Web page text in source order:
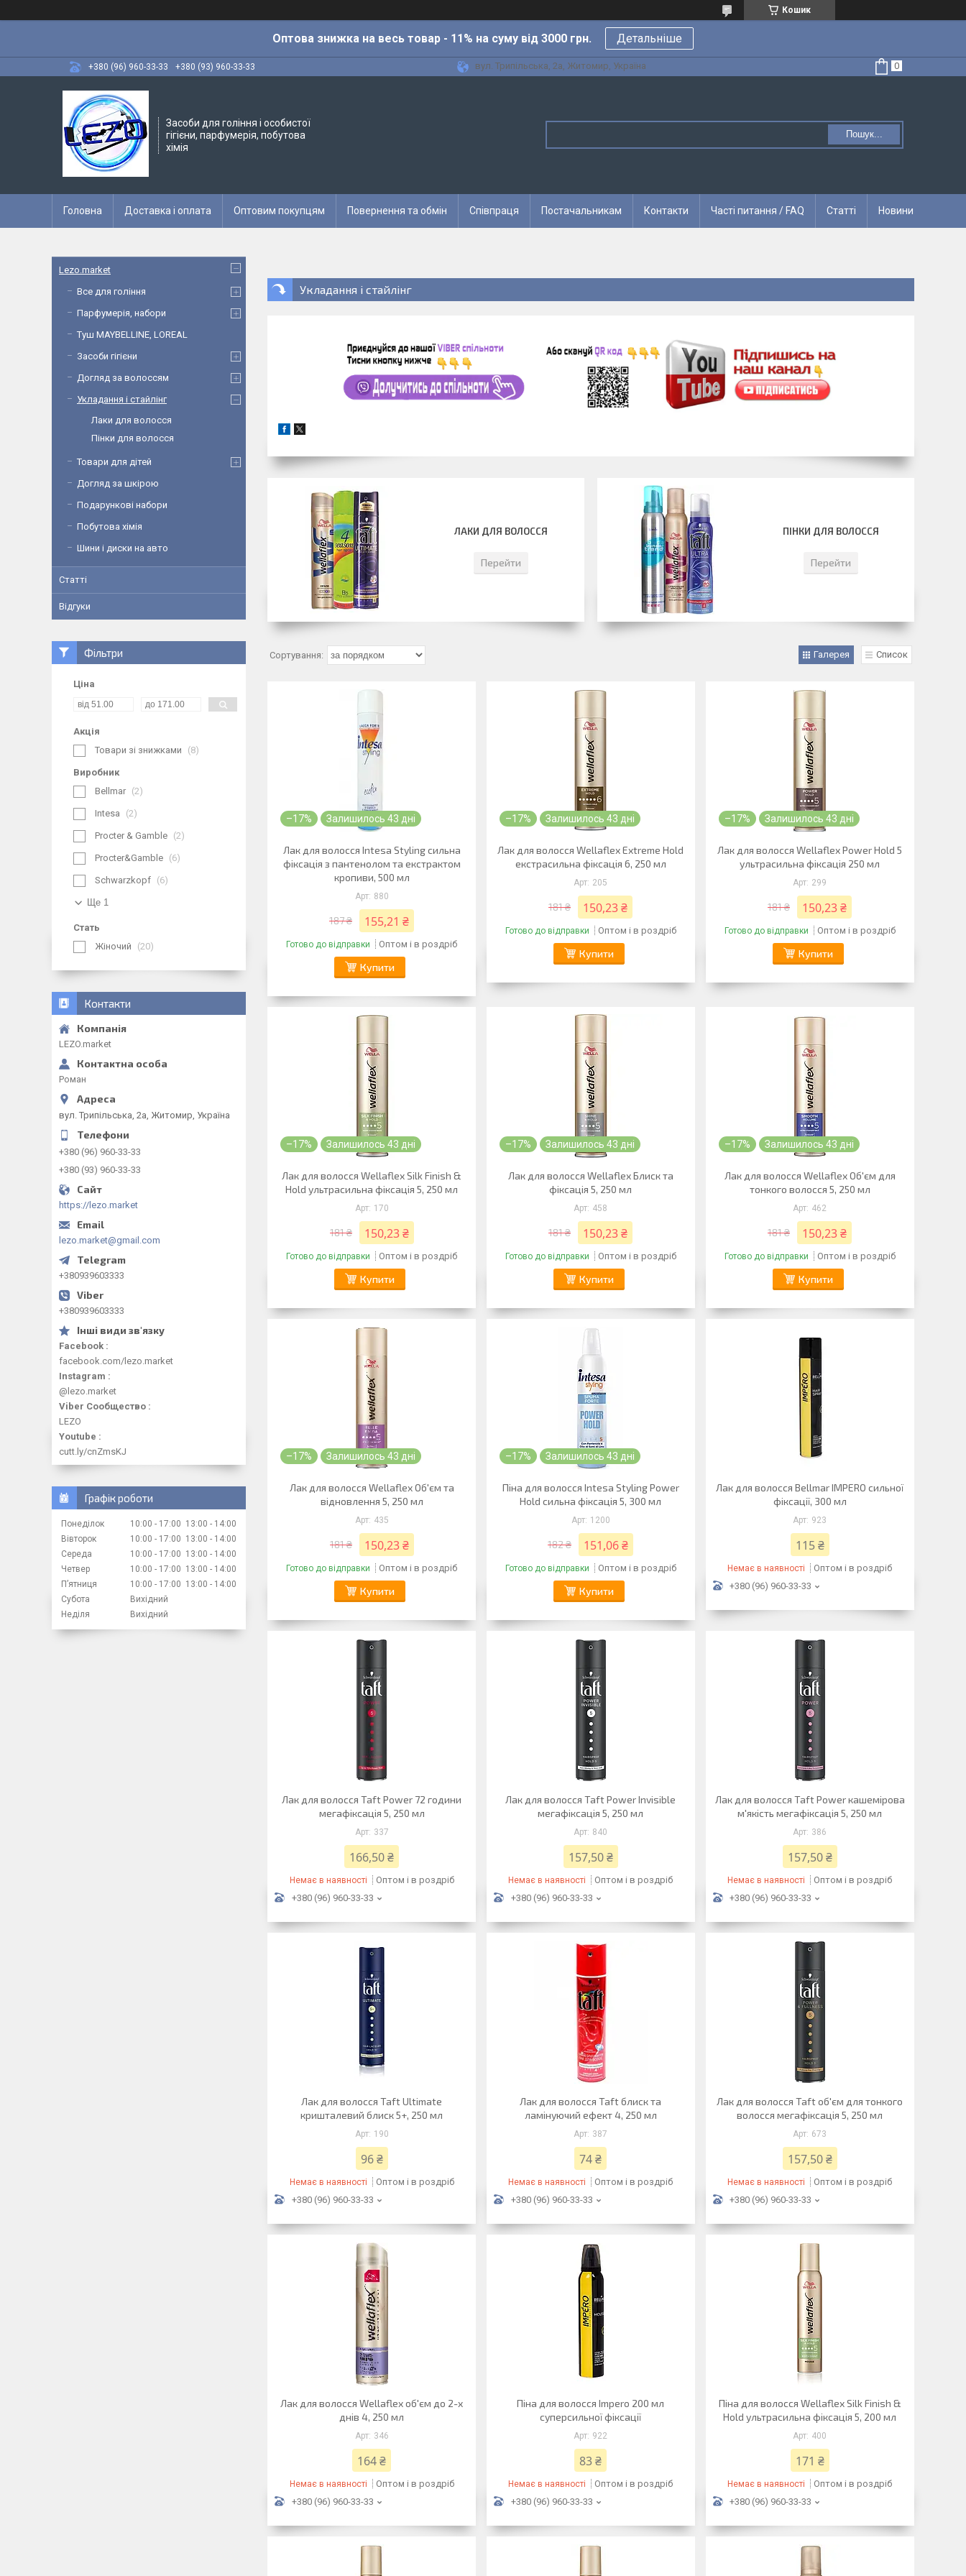
Кошик
Оптова знижка на весь товар - 11% на суму від 3000 грн. Детальніше
+380 (96) 960-33-33 +380 (93) 960-33-33 вул. Трипільська, 2а, Житомир, Україна
Засоби для гоління і особистої
гігієни, парфумерія, побутова
хімія
Пошук...
Головна Доставка і оплата Оптовим покупцям Повернення та обмін Співпраця Постачальникам Контакти Часті питання / FAQ Статті Новини
Укладання і стайлінг
ЛАКИ ДЛЯ ВОЛОССЯ
Перейти
ПІНКИ ДЛЯ ВОЛОССЯ
Перейти
Галерея Список
–17% Залишилось 43 дні
Лак для волосся Intesa Styling сильна
фіксація з пантенолом та екстрактом
кропиви, 500 мл
880
187 ₴ 155,21 ₴
Готово до відправки Оптом і в роздріб
Купити
–17% Залишилось 43 дні
Лак для волосся Wellaflex Extreme Hold
екстрасильна фіксація 6, 250 мл
205
181 ₴ 150,23 ₴
Готово до відправки Оптом і в роздріб
Купити
–17% Залишилось 43 дні
Лак для волосся Wellaflex Power Hold 5
ультрасильна фіксація 250 мл
299
181 ₴ 150,23 ₴
Готово до відправки Оптом і в роздріб
Купити
–17% Залишилось 43 дні
Лак для волосся Wellaflex Silk Finish &
Hold ультрасильна фіксація 5, 250 мл
170
181 ₴ 150,23 ₴
Готово до відправки Оптом і в роздріб
Купити
–17% Залишилось 43 дні
Лак для волосся Wellaflex Блиск та
фіксація 5, 250 мл
458
181 ₴ 150,23 ₴
Готово до відправки Оптом і в роздріб
Купити
–17% Залишилось 43 дні
Лак для волосся Wellaflex Об'єм для
тонкого волосся 5, 250 мл
462
181 ₴ 150,23 ₴
Готово до відправки Оптом і в роздріб
Купити
–17% Залишилось 43 дні
Лак для волосся Wellaflex Об'єм та
відновлення 5, 250 мл
435
181 ₴ 150,23 ₴
Готово до відправки Оптом і в роздріб
Купити
–17% Залишилось 43 дні
Піна для волосся Intesa Styling Power
Hold сильна фіксація 5, 300 мл
1200
182 ₴ 151,06 ₴
Готово до відправки Оптом і в роздріб
Купити
Лак для волосся Bellmar IMPERO сильної
фіксації, 300 мл
923
115 ₴
Немає в наявності
Оптом і в роздріб
+380 (96) 960-33-33
Лак для волосся Taft Power 72 години
мегафіксація 5, 250 мл
337
166,50 ₴
Немає в наявності
Оптом і в роздріб
+380 (96) 960-33-33
Лак для волосся Taft Power Invisible
мегафіксація 5, 250 мл
840
157,50 ₴
Немає в наявності
Оптом і в роздріб
+380 (96) 960-33-33
Лак для волосся Taft Power кашемірова
м'якість мегафіксація 5, 250 мл
386
157,50 ₴
Немає в наявності
Оптом і в роздріб
+380 (96) 960-33-33
Лак для волосся Taft Ultimate
кришталевий блиск 5+, 250 мл
190
96 ₴
Немає в наявності
Оптом і в роздріб
+380 (96) 960-33-33
Лак для волосся Taft блиск та
ламінуючий ефект 4, 250 мл
387
74 ₴
Немає в наявності
Оптом і в роздріб
+380 (96) 960-33-33
Лак для волосся Taft об'єм для тонкого
волосся мегафіксація 5, 250 мл
673
157,50 ₴
Немає в наявності
Оптом і в роздріб
+380 (96) 960-33-33
Лак для волосся Wellaflex об'єм до 2-х
днів 4, 250 мл
346
164 ₴
Немає в наявності
Оптом і в роздріб
+380 (96) 960-33-33
Піна для волосся Impero 200 мл
суперсильної фіксації
922
83 ₴
Немає в наявності
Оптом і в роздріб
+380 (96) 960-33-33
Піна для волосся Wellaflex Silk Finish &
Hold ультрасильна фіксація 5, 200 мл
400
171 ₴
Немає в наявності
Оптом і в роздріб
+380 (96) 960-33-33
Lezo.market
Все для гоління
Парфумерія, набори
Туш MAYBELLINE, LOREAL
Засоби гігієни
Догляд за волоссям
Укладання і стайлінг
Лаки для волосся
Пінки для волосся
Товари для дітей
Догляд за шкірою
Подарункові набори
Побутова хімія
Шини і диски на авто
Статті
Відгуки
Фільтри
Ціна
Акція
Товари зі знижками
8
Виробник
Bellmar
2
Intesa 2
Procter & Gamble 2
Procter&Gamble 6
Schwarzkopf 6
Ще 1
Стать
Жіночий
20
Контакти
LEZO.market
Роман
вул. Трипільська, 2а, Житомир, Україна
+380 (96) 960-33-33
+380 (93) 960-33-33
https://lezo.market
lezo.market@gmail.com
+380939603333
+380939603333
Facebook
facebook.com/lezo.market
Instagram
@lezo.market
Viber Сообщество
LEZO
Youtube
cutt.ly/cnZmsKJ
Графік роботи
Понеділок 10:00 17:00 13:00
14:00
Вівторок
10:00 17:00 13:00
14:00
Середа
10:00 17:00 13:00
14:00
Четвер
10:00 17:00 13:00
14:00
Пʼятниця
10:00 17:00 13:00
14:00
Субота
Вихідний
Неділя
Вихідний